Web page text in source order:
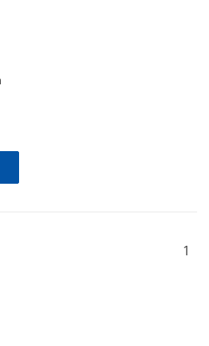
1